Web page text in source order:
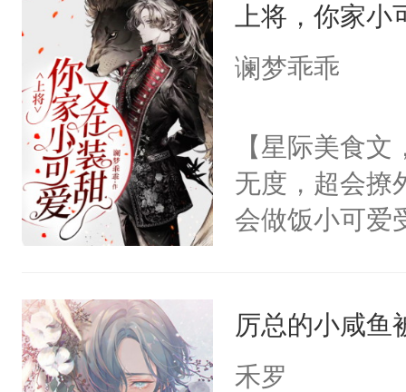
上将，你家
谰梦乖乖
【星际美食
无度，超会撩
会做饭小可爱
上将，不要那
行！下一秒他
厉总的小咸鱼
禾罗